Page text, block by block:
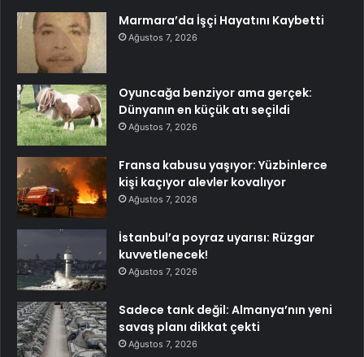
Marmara’da İşçi Hayatını Kaybetti
Ağustos 7, 2026
Oyuncağa benziyor ama gerçek:
Dünyanın en küçük atı seçildi
Ağustos 7, 2026
Fransa kabusu yaşıyor: Yüzbinlerce
kişi kaçıyor alevler kovalıyor
Ağustos 7, 2026
İstanbul’a poyraz uyarısı: Rüzgar
kuvvetlenecek!
Ağustos 7, 2026
Sadece tank değil: Almanya’nın yeni
savaş planı dikkat çekti
Ağustos 7, 2026